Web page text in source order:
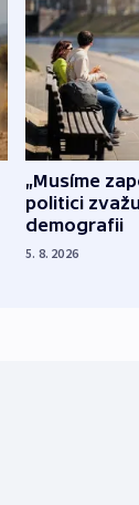
„Musíme
politici
demografii
5. 8. 2026